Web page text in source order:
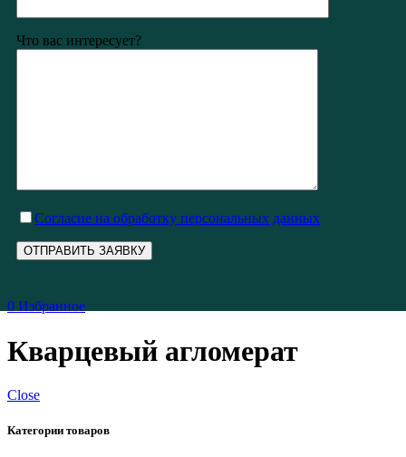
Что вас интересует?
Cогласие на обработку персональных данных
0 Избранное
Кварцевый агломерат
Close
Категории товаров